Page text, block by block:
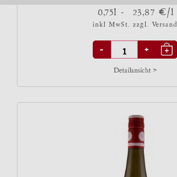
0,75l - 23,87 €/l
inkl MwSt. zzgl. Versand
- +
Detailansicht >